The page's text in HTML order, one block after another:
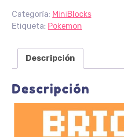
Categoría: MiniBlocks
Etiqueta: Pokemon
Descripción
Descripción